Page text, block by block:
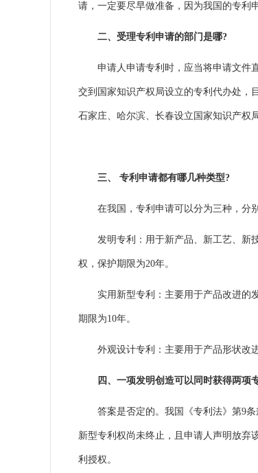
请，一定要尽早做准备，因为我国的专利
二、受理专利申请的部门是哪?
申请人申请专利时，应当将申请文件直
交到国家知识产权局设立的专利代办处，
石家庄、哈尔滨、长春设立国家知识产权
三、 专利申请都有哪几种类型?
在我国，专利申请可以分为三种，分
发明专利：用于新产品、新工艺、新技
权，保护期限为20年。
实用新型专利：主要用于产品改进的发
期限为10年。
外观设计专利 ：主要用于产品形状改
四、一项发明创造可以同时获得两项
答案是否定的。我国《专利法》第9条
新型专利权尚未终止，且申请人声明放弃
利授权。